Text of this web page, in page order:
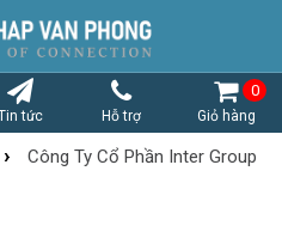
tức Hỗ trợ Giỏ hàng
0
› Công Ty Cổ Phần Inter Group